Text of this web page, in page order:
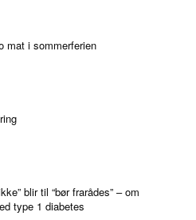
mat i sommerferien
blir til “bør frarådes” – om
type 1 diabetes